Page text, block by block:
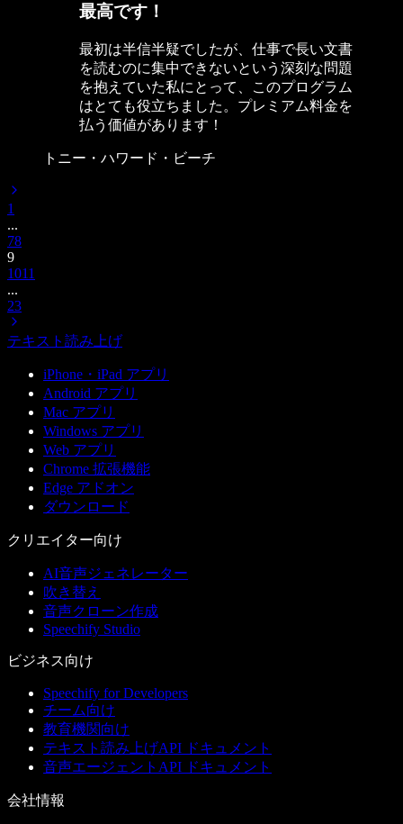
最高です！
最初は半信半疑でしたが、仕事で長い文書
を読むのに集中できないという深刻な問題
を抱えていた私にとって、このプログラム
はとても役立ちました。プレミアム料金を
払う価値があります！
トニー・ハワード・ビーチ
1
...
78
9
1011
...
23
テキスト読み上げ
iPhone・iPad アプリ
Android アプリ
Mac アプリ
Windows アプリ
Web アプリ
Chrome 拡張機能
Edge アドオン
ダウンロード
クリエイター向け
AI音声ジェネレーター
吹き替え
音声クローン作成
Speechify Studio
ビジネス向け
Speechify for Developers
チーム向け
教育機関向け
テキスト読み上げAPI ドキュメント
音声エージェントAPI ドキュメント
会社情報